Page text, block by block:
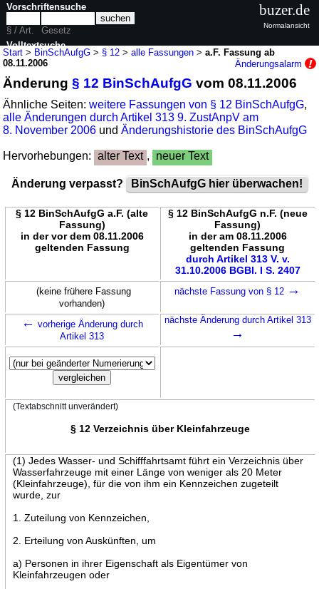
Start > BinSchAufgG > § 12 >alle Fassungen >a.F. Fassung ab
08.11.2006
Änderungsalarm
Änderung§ 12 BinSchAufgG vom 08.11.2006
Ähnliche Seiten:weitere Fassungen von § 12 BinSchAufgG,
alle Änderungen durch Artikel 313 9. ZustAnpV am
8. November 2006 undÄnderungshistorie des BinSchAufgG
Hervorhebungen: alter Text , neuer Text
Änderung verpasst? BinSchAufgG hier überwachen!
§ 12 BinSchAufgG a.F. (alte
Fassung)
in der vor dem 08.11.2006
geltenden Fassung
§ 12 BinSchAufgG n.F. (neue
Fassung)
in der am 08.11.2006
geltenden Fassung
durch Artikel 313 V. v.
31.10.2006 BGBl. I S. 2407
(keine frühere Fassung
vorhanden)
nächste Fassung von § 12 →
← vorherige Änderung durch
Artikel 313
nächste Änderung durch Artikel 313
→
(Textabschnitt unverändert)
§ 12 Verzeichnis über Kleinfahrzeuge
(1) Jedes Wasser- und Schifffahrtsamt führt ein Verzeichnis über
Wasserfahrzeuge mit einer Länge von weniger als 20 Meter
(Kleinfahrzeuge), für die von ihm ein Kennzeichen zugeteilt
wurde, zur
1. Zuteilung von Kennzeichen,
2. Erteilung von Auskünften, um
a) Personen in ihrer Eigenschaft als Eigentümer von
Kleinfahrzeugen oder
Vorschriftensuche
§ / Art.
Gesetz
Volltextsuche
buzer.de
Normalansicht